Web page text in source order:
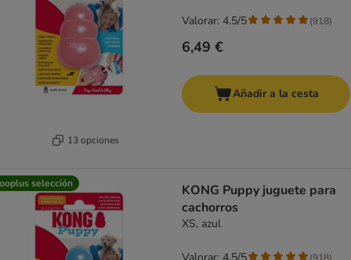
13 opciones
6,49 €
Valorar: 4.5/5 (918)
Añadir a la cesta
selección
KONG Puppy juguete para
cachorros
XS, azul
(918)